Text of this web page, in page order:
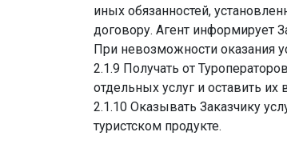
иных обязанностей,
договору. Агент информирует
При невозможности оказания
2.1.9 Получать от
отдельных услуг и оставить
2.1.10 Оказывать Заказчику
туристском продукте.